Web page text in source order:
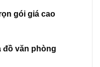
gói giá cao
đồ văn phòng